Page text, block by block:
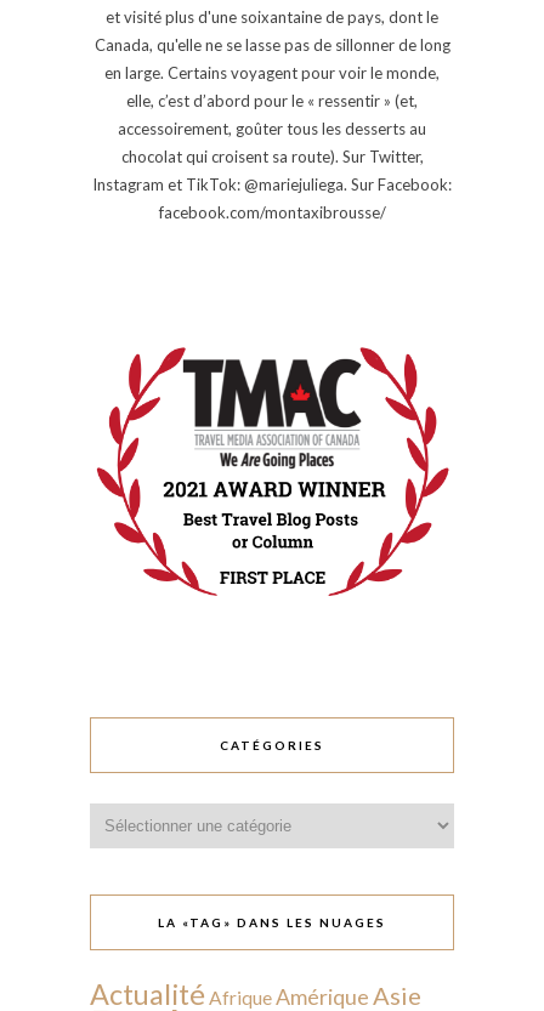
et visité plus d'une soixantaine de pays, dont le
Canada, qu'elle ne se lasse pas de sillonner de long
en large. Certains voyagent pour voir le monde,
elle, c’est d’abord pour le « ressentir » (et,
accessoirement, goûter tous les desserts au
chocolat qui croisent sa route). Sur Twitter,
Instagram et TikTok: @mariejuliega. Sur Facebook:
facebook.com/montaxibrousse/
CATÉGORIES
LA «TAG» DANS LES NUAGES
Actualité AfriqueAmérique Asie